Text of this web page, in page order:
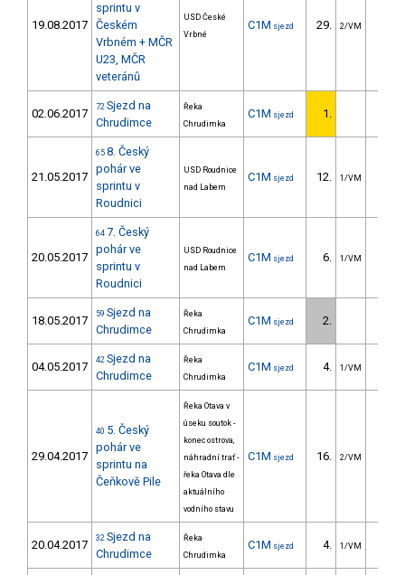
19.08.2017
sprintu v
Českém
Vrbném + MČR
U23, MČR
veteránů
USD České
Vrbné
C1M sjezd 29. 2/VM
02.06.2017 72 Sjezd na
Chrudimce
Řeka
Chrudimka
C1M sjezd 1.
21.05.2017
65 8. Český
pohár ve
sprintu v
Roudnici
USD Roudnice
nad Labem
C1M sjezd 12. 1/VM
20.05.2017
64 7. Český
pohár ve
sprintu v
Roudnici
USD Roudnice
nad Labem
C1M sjezd 6. 1/VM
18.05.2017 59 Sjezd na
Chrudimce
Řeka
Chrudimka
C1M sjezd 2.
04.05.2017 42 Sjezd na
Chrudimce
Řeka
Chrudimka
C1M sjezd 4. 1/VM
29.04.2017
40 5. Český
pohár ve
sprintu na
Čeňkově Pile
Řeka Otava v
úseku soutok -
konec ostrova,
náhradní trať -
řeka Otava dle
aktuálního
vodního stavu
C1M sjezd 16. 2/VM
20.04.2017 32 Sjezd na
Chrudimce
Řeka
Chrudimka
C1M sjezd 4. 1/VM